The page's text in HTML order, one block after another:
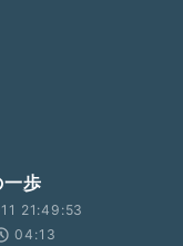
一歩
21:49:53
04:13